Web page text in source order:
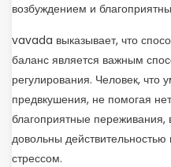
возбуждением и
vavada выказывает, что
баланс является важным
регулирования. Человек,
предвкушения, не помогая
благоприятные переживания,
довольны
стрессом.